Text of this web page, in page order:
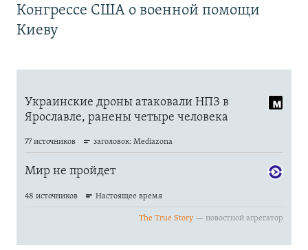
Конгрессе США о военной помощи
Киеву